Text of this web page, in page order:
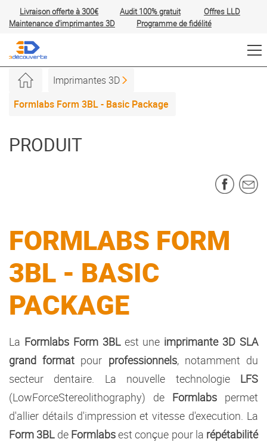
Livraison offerte à 300€ Audit 100% gratuit Offres LLD
Maintenance d'imprimantes 3D
Programme de fidélité
Imprimantes 3D
Formlabs Form 3BL - Basic Package
PRODUIT
FORMLABS FORM
3BL - BASIC
PACKAGE
La Formlabs Form 3BLest une imprimante 3D SLA
grand format pour professionnels, notamment du
secteur dentaire. La nouvelle technologie LFS
(LowForceStereolithography) de Formlabs permet
d'allier détails d'impression et vitesse d'execution. La
Form 3BLde Formlabsest conçue pour la répétabilité